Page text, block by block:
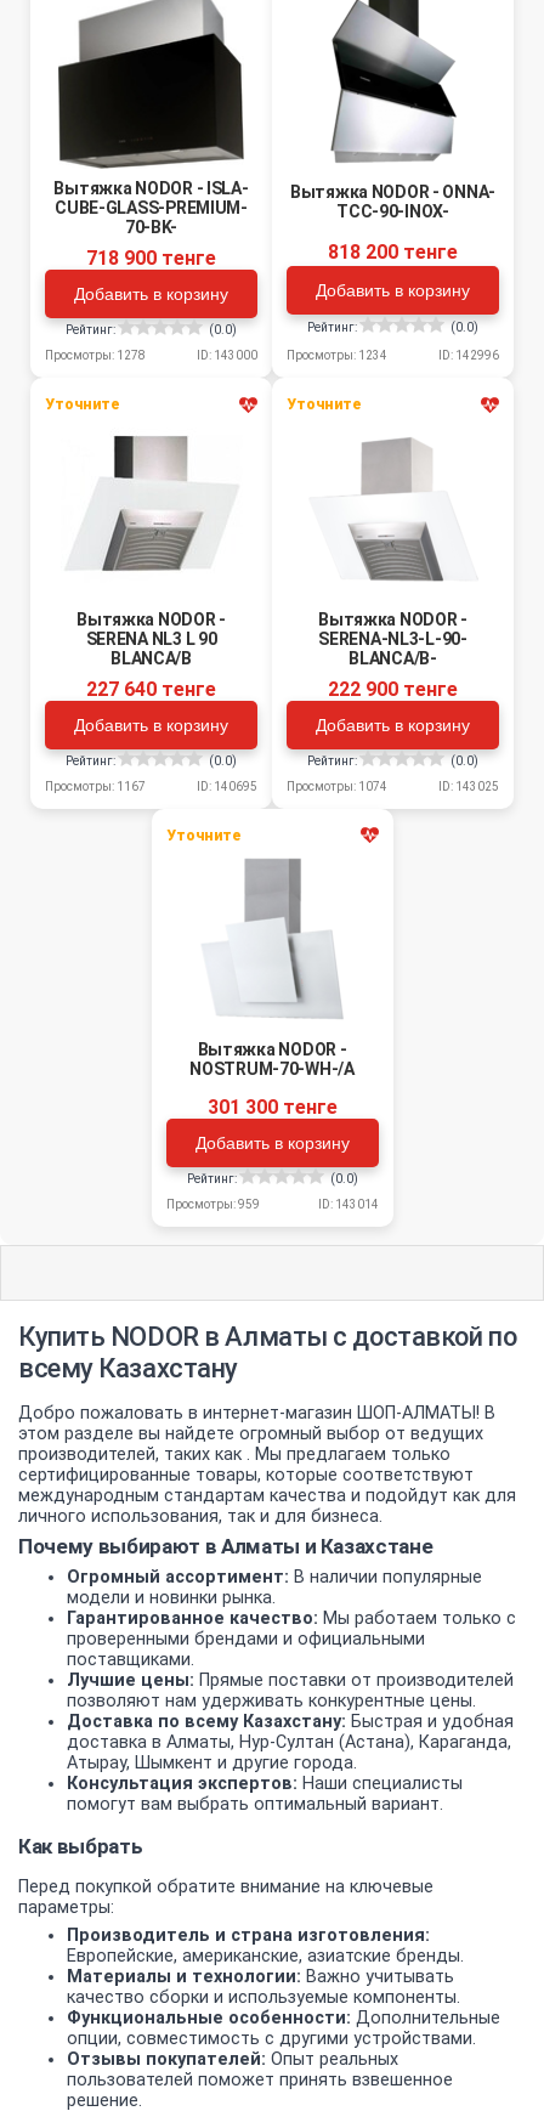
Вытяжка NODOR - ISLA-
CUBE-GLASS-PREMIUM-
70-BK-
718 900 тенге
Добавить в корзину
Рейтинг:
(0.0)
Просмотры: 1278
ID: 143000
Вытяжка NODOR - ONNA-
TCC-90-INOX-
818 200 тенге
Добавить в корзину
Рейтинг: (0.0)
Просмотры: 1234 ID: 142996
Уточните
Вытяжка NODOR -
SERENA NL3 L 90
BLANCA/B
227 640 тенге
Добавить в корзину
Рейтинг:
(0.0)
Просмотры: 1167
ID: 140695
Уточните
Вытяжка NODOR -
SERENA-NL3-L-90-
BLANCA/B-
222 900 тенге
Добавить в корзину
Рейтинг:
(0.0)
Просмотры: 1074
ID: 143025
Уточните
Вытяжка NODOR -
NOSTRUM-70-WH-/A
301 300 тенге
Добавить в корзину
Рейтинг:
(0.0)
Просмотры: 959
ID: 143014
Купить NODOR в Алматы с доставкой по
всему Казахстану
Добро пожаловать в интернет-магазин ШОП-АЛМАТЫ! В
этом разделе вы найдете огромный выбор от ведущих
производителей, таких как . Мы предлагаем только
сертифицированные товары, которые соответствуют
международным стандартам качества и подойдут как для
личного использования, так и для бизнеса.
Почему выбирают в Алматы и Казахстане
Огромный ассортимент: В наличии популярные
модели и новинки рынка.
Гарантированное качество: Мы работаем только с
проверенными брендами и официальными
поставщиками.
Лучшие цены: Прямые поставки от производителей
позволяют нам удерживать конкурентные цены.
Доставка по всему Казахстану: Быстрая и удобная
доставка в Алматы, Нур-Султан (Астана), Караганда,
Атырау, Шымкент и другие города.
Консультация экспертов: Наши специалисты
помогут вам выбрать оптимальный вариант.
Как выбрать
Перед покупкой обратите внимание на ключевые
параметры:
Производитель и страна изготовления:
Европейские, американские, азиатские бренды.
Материалы и технологии: Важно учитывать
качество сборки и используемые компоненты.
Функциональные особенности: Дополнительные
опции, совместимость с другими устройствами.
Отзывы покупателей: Опыт реальных
пользователей поможет принять взвешенное
решение.